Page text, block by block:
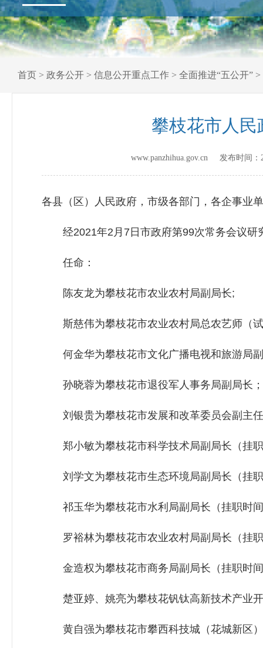
首页 > 政务公开 > 信息公开重点工作 > 全面推进“五公开” >
攀枝花市人民
www.panzhihua.gov.cn 发布时间：
各县（区）人民政府，市级各部门，各企事业
经2021年2月7日市政府第99次常务会议研
任命：
陈友龙为攀枝花市农业农村局副局长;
斯慈伟为攀枝花市农业农村局总农艺师（
何金华为攀枝花市文化广播电视和旅游局
孙晓蓉为攀枝花市退役军人事务局副局长；
刘银贵为攀枝花市发展和改革委员会副主任
郑小敏为攀枝花市科学技术局副局长（挂
刘学文为攀枝花市生态环境局副局长（挂
祁玉华为攀枝花市水利局副局长（挂职时
罗裕林为攀枝花市农业农村局副局长（挂
金造权为攀枝花市商务局副局长（挂职时
楚亚婷、姚亮为攀枝花钒钛高新技术产业开
黄自强为攀枝花市攀西科技城（花城新区）